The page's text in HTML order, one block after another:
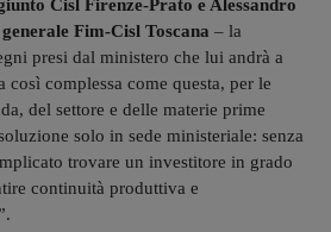
Cisl Firenze-Prato e Alessandro
Fim-Cisl Toscana – la
presi dal ministero che lui andrà a
così complessa come questa, per le
del settore e delle materie prime
solo in sede ministeriale: senza
trovare un investitore in grado
continuità produttiva e